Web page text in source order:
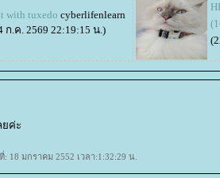
with tuxedo cyberlifenlearn
ก.ค. 2569 22:19:15 น.)
ยค่ะ
: 18 มกราคม 2552 เวลา:1:32:29 น.